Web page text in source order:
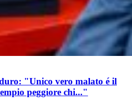
"Unico vero malato é il
peggiore chi..."